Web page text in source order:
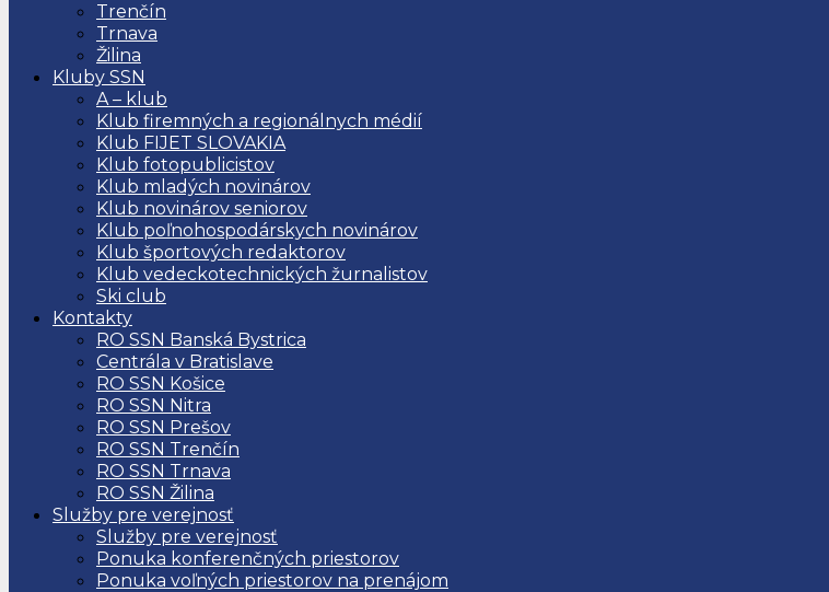
Trenčín
Trnava
Žilina
Kluby SSN
A – klub
Klub firemných a regionálnych médií
Klub FIJET SLOVAKIA
Klub fotopublicistov
Klub mladých novinárov
Klub novinárov seniorov
Klub poľnohospodárskych novinárov
Klub športových redaktorov
Klub vedeckotechnických žurnalistov
Ski club
Kontakty
RO SSN Banská Bystrica
Centrála v Bratislave
RO SSN Košice
RO SSN Nitra
RO SSN Prešov
RO SSN Trenčín
RO SSN Trnava
RO SSN Žilina
Služby pre verejnosť
Služby pre verejnosť
Ponuka konferenčných priestorov
Ponuka voľných priestorov na prenájom